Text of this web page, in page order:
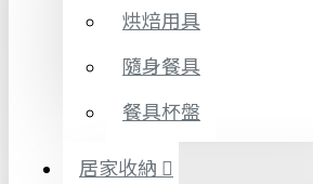
烘焙用具
隨身餐具
餐具杯盤
居家收納